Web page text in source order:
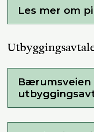
Les mer om
Bærumsveien